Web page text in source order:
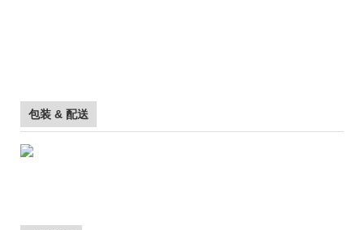
包装 & 配送